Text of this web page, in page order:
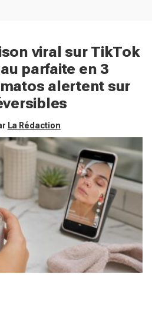
viral sur TikTok
parfaite en 3
alertent sur
La Rédaction